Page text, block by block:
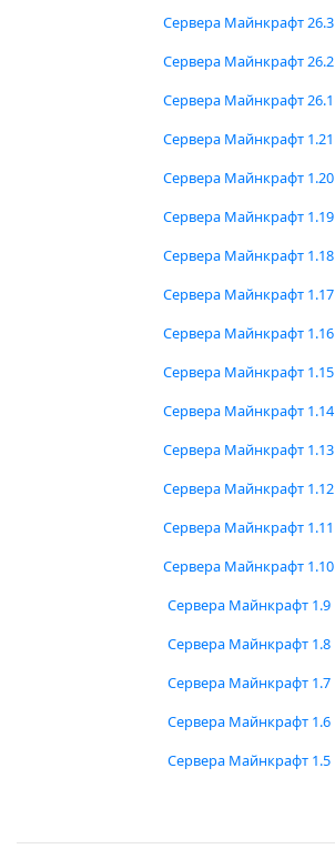
Сервера Майнкрафт 26.3
Сервера Майнкрафт 26.2
Сервера Майнкрафт 26.1
Сервера Майнкрафт 1.21
Сервера Майнкрафт 1.20
Сервера Майнкрафт 1.19
Сервера Майнкрафт 1.18
Сервера Майнкрафт 1.17
Сервера Майнкрафт 1.16
Сервера Майнкрафт 1.15
Сервера Майнкрафт 1.14
Сервера Майнкрафт 1.13
Сервера Майнкрафт 1.12
Сервера Майнкрафт 1.11
Сервера Майнкрафт 1.10
Сервера Майнкрафт 1.9
Сервера Майнкрафт 1.8
Сервера Майнкрафт 1.7
Сервера Майнкрафт 1.6
Сервера Майнкрафт 1.5